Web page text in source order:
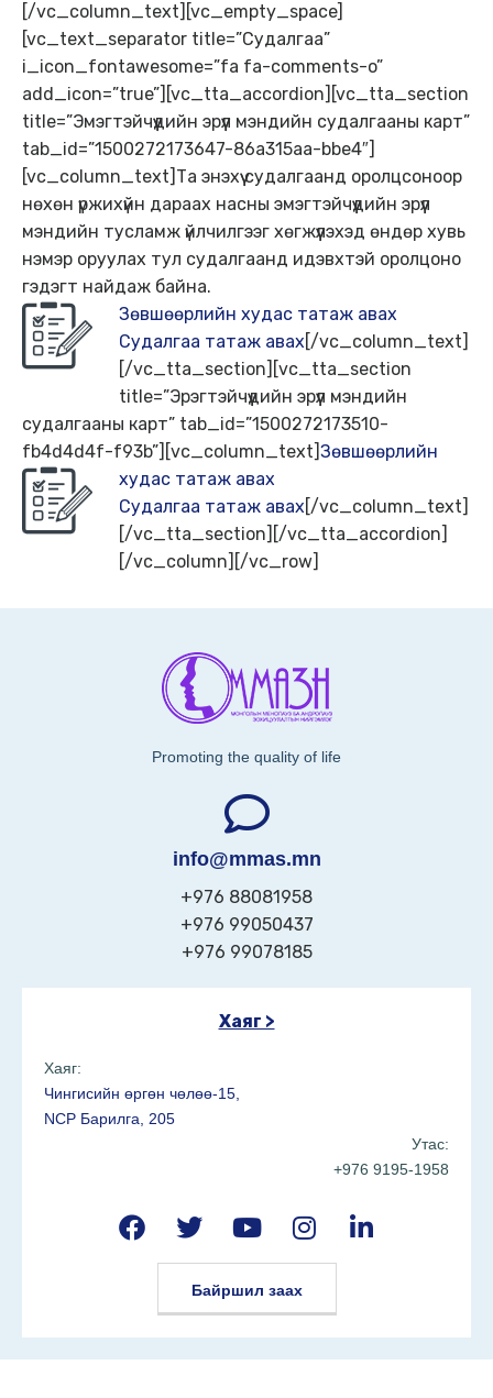
[/vc_column_text][vc_empty_space]
[vc_text_separator title=”Судалгаа”
i_icon_fontawesome=”fa fa-comments-o”
add_icon=”true”][vc_tta_accordion][vc_tta_section
title=”Эмэгтэйчүүдийн эрүүл мэндийн судалгааны карт”
tab_id=”1500272173647-86a315aa-bbe4″]
[vc_column_text]Та энэхүү судалгаанд оролцсоноор
нөхөн үржихүйн дараах насны эмэгтэйчүүдийн эрүүл
мэндийн тусламж үйлчилгээг хөгжүүлэхэд өндөр хувь
нэмэр оруулах тул судалгаанд идэвхтэй оролцоно
гэдэгт найдаж байна.
Зөвшөөрлийн худас татаж авах
Судалгаа татаж авах[/vc_column_text]
[/vc_tta_section][vc_tta_section
title=”Эрэгтэйчүүдийн эрүүл мэндийн
судалгааны карт” tab_id=”1500272173510-
fb4d4d4f-f93b”][vc_column_text]Зөвшөөрлийн
худас татаж авах
Судалгаа татаж авах[/vc_column_text]
[/vc_tta_section][/vc_tta_accordion]
[/vc_column][/vc_row]
Promoting the quality of life
info@mmas.mn
+976 88081958
+976 99050437
+976 99078185
Хаяг >
Хаяг:
Чингисийн өргөн чөлөө-15,
NCP Барилга, 205
Утас:
+976 9195-1958
Байршил заах